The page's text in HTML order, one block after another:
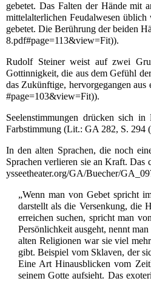
gebetet. Das Falten der Hände mit
mittelalterlichen Feudalwesen üblich
gebetet. Die Berührung der beiden
).
Rudolf Steinerweist auf zwei
Gottinnigkeit, die aus dem Gefühl
das Zukünftige, hervorgegangen
).
Seelenstimmungen drücken sich in
Farbstimmung (Lit.: GA 282, S. 294
In den alten Sprachen, die noch
Sprachen verlieren sie an Kraft. Das
„Wenn man von Gebet spricht
darstellt als die Versenkung, die
erreichen suchen, spricht man
Persönlichkeit ausgeht, nennt
alten Religionen war sie viel
gibt. Beispiel vom Sklaven, der
Eine Art Hinausblicken vom
seinem Gotte aufsieht. Das